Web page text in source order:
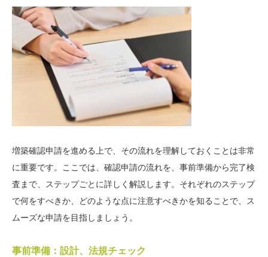
増築確認申請を進める上で、その流れを理解しておくことは非常
に重要です。ここでは、確認申請の流れを、事前準備から完了検
査まで、ステップごとに詳しく解説します。それぞれのステップ
で何をすべきか、どのような点に注意すべきかを知ることで、ス
ムーズな申請を目指しましょう。
事前準備：設計、法規チェック